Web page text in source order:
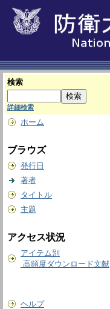
検索
詳細検索
ホーム
ブラウズ
発行日
著者
タイトル
主題
アクセス状況
アイテム別
高頻度ダウンロード文献
ヘルプ